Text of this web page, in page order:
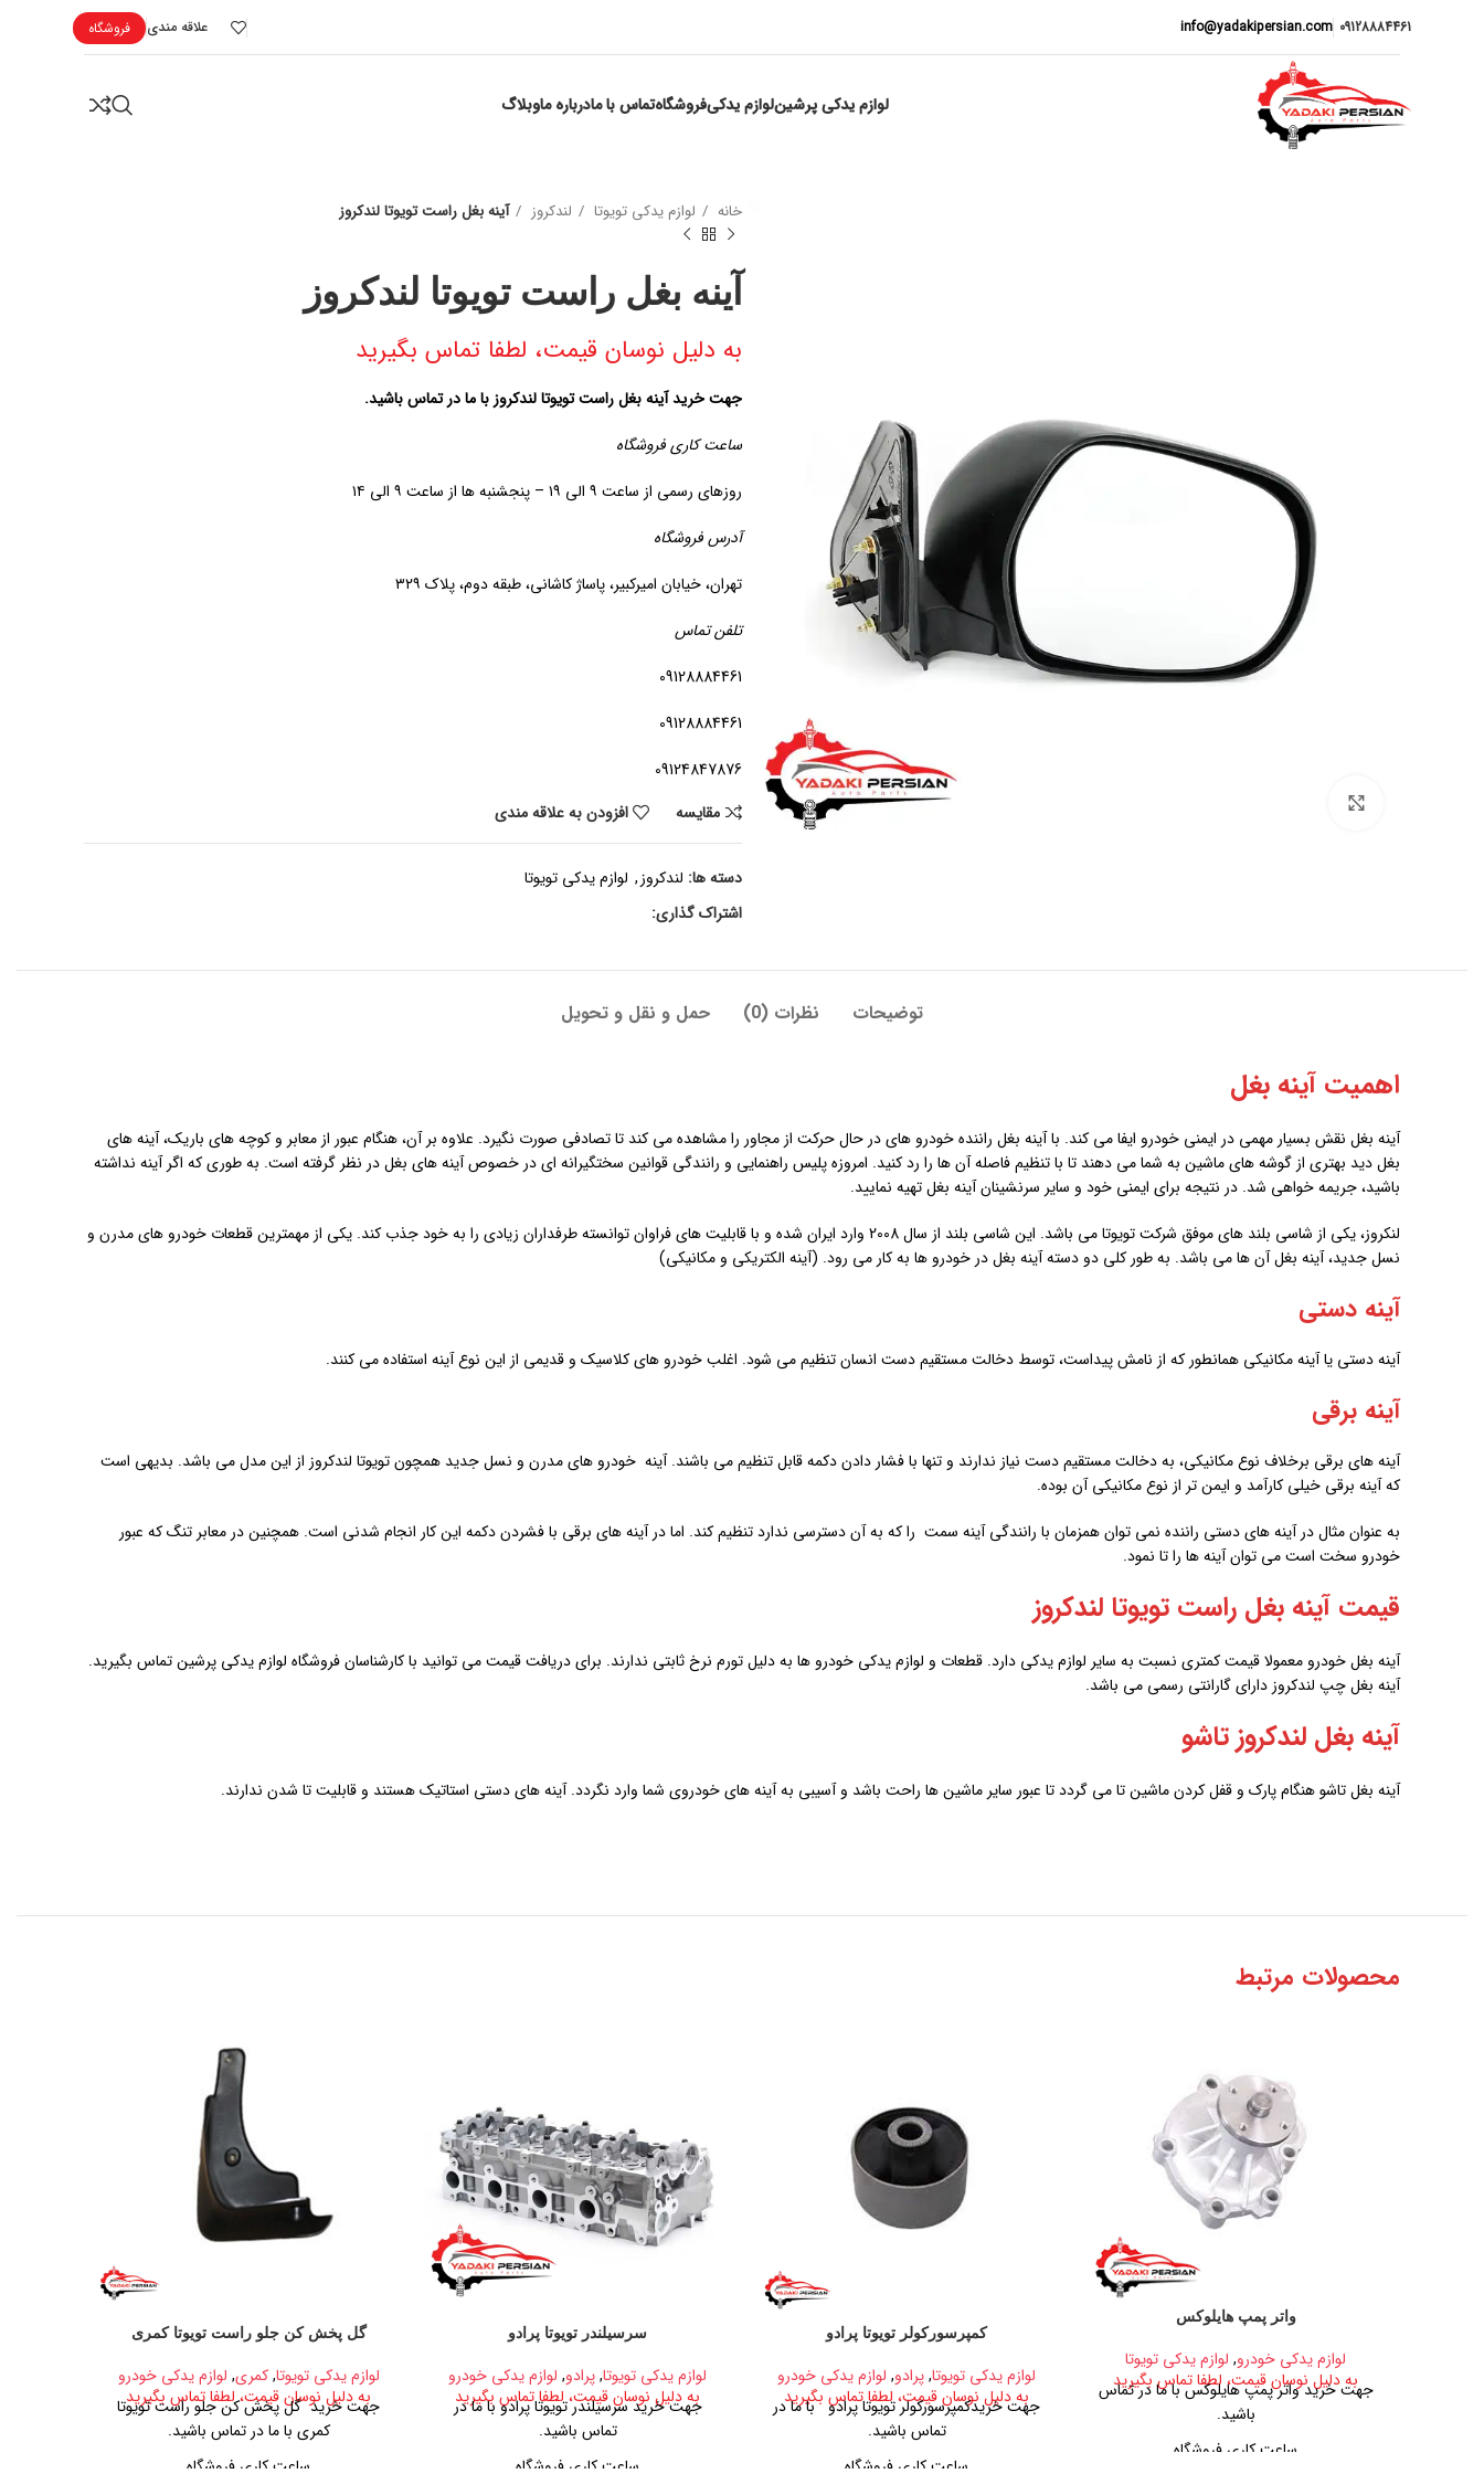
09128884461
info@yadakipersian.com علاقه مندی فروشگاه
لوازم یدکی پرشینلوازم یدکیفروشگاهتماس با مادرباره ماوبلاگ
خانه لوازم یدکی تویوتا لندکروز آینه بغل راست تویوتا لندکروز
آینه بغل راست تویوتا لندکروز
به دلیل نوسان قیمت، لطفا تماس بگیرید
جهت خرید آینه بغل راست تویوتا لندکروز با ما در تماس باشید.
ساعت کاری فروشگاه
روزهای رسمی از ساعت ۹ الی ۱۹ – پنجشنبه ها از ساعت ۹ الی ۱۴
آدرس فروشگاه
تهران، خیابان امیرکبیر، پاساژ کاشانی، طبقه دوم، پلاک ۳۲۹
تلفن تماس
09128884461
09128884461
09124847876
مقايسه
افزودن به علاقه مندی
دسته ها: لندکروز, لوازم یدکی تویوتا
اشتراک گذاری:
توضیحات نظرات (0) حمل و نقل و تحویل
اهمیت آینه بغل
آینه بغل نقش بسیار مهمی در ایمنی خودرو ایفا می کند. با آینه بغل راننده خودرو های در حال حرکت از مجاور را مشاهده می کند تا تصادفی صورت نگیرد. علاوه بر آن، هنگام عبور از معابر و کوچه های باریک، آینه های
بغل دید بهتری از گوشه های ماشین به شما می دهند تا با تنظیم فاصله آن ها را رد کنید. امروزه پلیس راهنمایی و رانندگی قوانین سختگیرانه ای در خصوص آینه های بغل در نظر گرفته است. به طوری که اگر آینه نداشته
باشید، جریمه خواهی شد. در نتیجه برای ایمنی خود و سایر سرنشینان آینه بغل تهیه نمایید.
لنکروز، یکی از شاسی بلند های موفق شرکت تویوتا می باشد. این شاسی بلند از سال 2008 وارد ایران شده و با قابلیت های فراوان توانسته طرفداران زیادی را به خود جذب کند. یکی از مهمترین قطعات خودرو های مدرن و
نسل جدید، آینه بغل آن ها می باشد. به طور کلی دو دسته آینه بغل در خودرو ها به کار می رود. (آینه الکتریکی و مکانیکی)
آینه دستی
آینه دستی یا آینه مکانیکی همانطور که از نامش پیداست، توسط دخالت مستقیم دست انسان تنظیم می شود. اغلب خودرو های کلاسیک و قدیمی از این نوع آینه استفاده می کنند.
آینه برقی
آینه های برقی برخلاف نوع مکانیکی، به دخالت مستقیم دست نیاز ندارند و تنها با فشار دادن دکمه قابل تنظیم می باشند. آینه خودرو های مدرن و نسل جدید همچون تویوتا لندکروز از این مدل می باشد. بدیهی است
که آینه برقی خیلی کارآمد و ایمن تر از نوع مکانیکی آن بوده.
به عنوان مثال در آینه های دستی راننده نمی توان همزمان با رانندگی آینه سمت را که به آن دسترسی ندارد تنظیم کند. اما در آینه های برقی با فشردن دکمه این کار انجام شدنی است. همچنین در معابر تنگ که عبور
خودرو سخت است می توان آینه ها را تا نمود.
قیمت آینه بغل راست تویوتا لندکروز
آینه بغل خودرو معمولا قیمت کمتری نسبت به سایر لوازم یدکی دارد. قطعات و لوازم یدکی خودرو ها به دلیل تورم نرخ ثابتی ندارند. برای دریافت قیمت می توانید با کارشناسان فروشگاه لوازم یدکی پرشین تماس بگیرید.
آینه بغل چپ لندکروز دارای گارانتی رسمی می باشد.
آینه بغل لندکروز تاشو
آینه بغل تاشو هنگام پارک و قفل کردن ماشین تا می گردد تا عبور سایر ماشین ها راحت باشد و آسیبی به آینه های خودروی شما وارد نگردد. آینه های دستی استاتیک هستند و قابلیت تا شدن ندارند.
محصولات مرتبط
واتر پمپ هایلوکس
لوازم یدکی خودرو, لوازم یدکی تویوتا
به دلیل نوسان قیمت، لطفا تماس بگیرید
جهت خرید واتر پمپ هایلوکس با ما در تماس
باشید.
ساعت کاری فروشگاه
کمپرسورکولر تویوتا پرادو
لوازم یدکی تویوتا,پرادو, لوازم یدکی خودرو
به دلیل نوسان قیمت، لطفا تماس بگیرید
جهت خریدکمپرسورکولر تویوتا پرادو با ما در
تماس باشید.
ساعت کاری فروشگاه
سرسیلندر تویوتا پرادو
لوازم یدکی تویوتا,پرادو, لوازم یدکی خودرو
به دلیل نوسان قیمت، لطفا تماس بگیرید
جهت خرید سرسیلندر تویوتا پرادو با ما در
تماس باشید.
ساعت کاری فروشگاه
گل پخش کن جلو راست تویوتا کمری
لوازم یدکی تویوتا,کمری, لوازم یدکی خودرو
به دلیل نوسان قیمت، لطفا تماس بگیرید
جهت خرید گل پخش کن جلو راست تویوتا
کمری با ما در تماس باشید.
ساعت کاری فروشگاه